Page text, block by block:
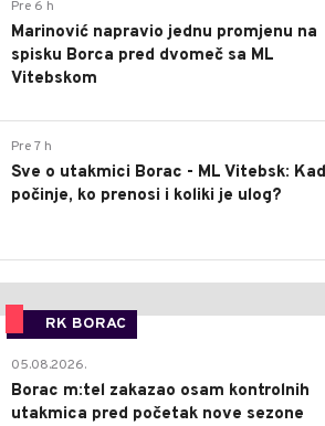
Pre 6 h
Marinović napravio jednu promjenu na
spisku Borca pred dvomeč sa ML
Vitebskom
Pre 7 h
Sve o utakmici Borac - ML Vitebsk: Kad
počinje, ko prenosi i koliki je ulog?
RK BORAC
05.08.2026.
Borac m:tel zakazao osam kontrolnih
utakmica pred početak nove sezone